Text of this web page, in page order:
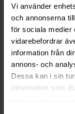
Vi använder
och annonserna
för sociala medier
vidarebefordrar
information från
annons- och
Dessa kan i sin
information som